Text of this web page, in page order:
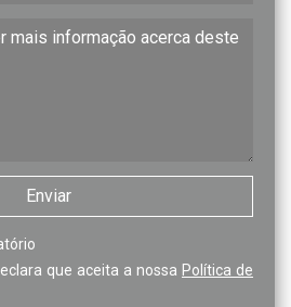
que aceita a nossa Política de